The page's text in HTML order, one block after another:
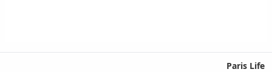
Paris Life